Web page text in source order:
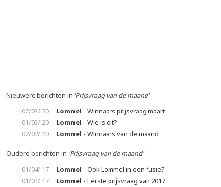
Nieuwere berichten in 'Prijsvraag van de maand'
02/03/'20
Lommel - Winnaars prijsvraag maart
01/03/'20
Lommel - Wie is dit?
02/02/'20
Lommel - Winnaars van de maand
Oudere berichten in 'Prijsvraag van de maand'
01/04/'17
Lommel - Ook Lommel in een fusie?
01/01/'17
Lommel - Eerste prijsvraag van 2017